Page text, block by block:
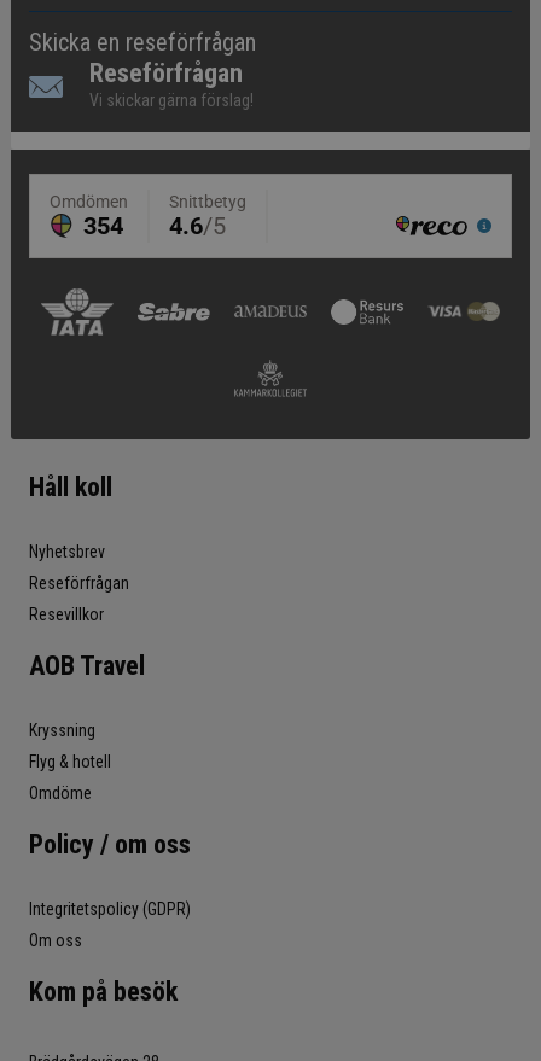
Skicka en reseförfrågan
Reseförfrågan
Vi skickar gärna förslag!
Håll koll
Nyhetsbrev
Reseförfrågan
Resevillkor
AOB Travel
Kryssning
Flyg & hotell
Omdöme
Policy / om oss
Integritetspolicy (GDPR)
Om oss
Kom på besök